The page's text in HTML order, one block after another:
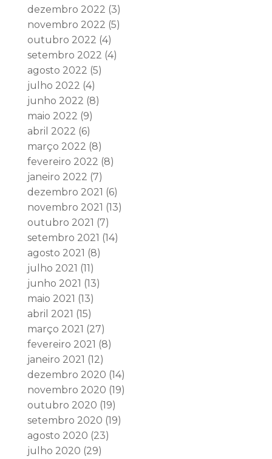
dezembro 2022 (3)
novembro 2022 (5)
outubro 2022 (4)
setembro 2022 (4)
agosto 2022 (5)
julho 2022 (4)
junho 2022 (8)
maio 2022 (9)
abril 2022 (6)
março 2022 (8)
fevereiro 2022 (8)
janeiro 2022 (7)
dezembro 2021 (6)
novembro 2021 (13)
outubro 2021 (7)
setembro 2021 (14)
agosto 2021 (8)
julho 2021 (11)
junho 2021 (13)
maio 2021 (13)
abril 2021 (15)
março 2021 (27)
fevereiro 2021 (8)
janeiro 2021 (12)
dezembro 2020 (14)
novembro 2020 (19)
outubro 2020 (19)
setembro 2020 (19)
agosto 2020 (23)
julho 2020 (29)